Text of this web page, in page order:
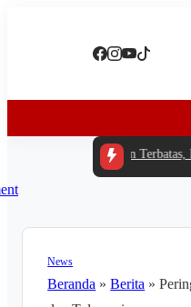
Di Tengah Anggaran Terbatas,
News
Beranda »Berita »